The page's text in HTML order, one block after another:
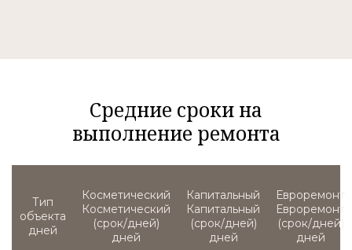
Средние сроки на
выполнение ремонта
Тип
объекта
Косметический
(срок/дней)
Капитальный
(срок/дней)
Евроремонт
(срок/дней)